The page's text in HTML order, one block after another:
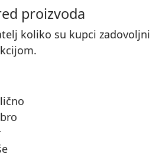
proizvoda
koliko su kupci zadovoljni